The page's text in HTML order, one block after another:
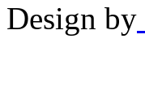
Design by